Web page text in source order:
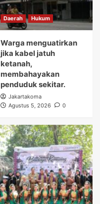
Daerah Hukum
Warga menguatirkan
jika kabel jatuh
ketanah,
membahayakan
penduduk sekitar.
Jakartakoma
Agustus 5, 2026
0